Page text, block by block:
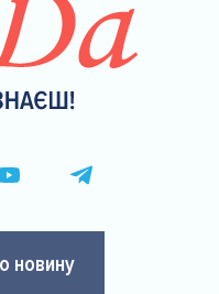
новину